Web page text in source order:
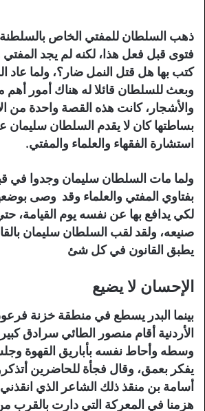
ذهب السلطان للمفتي الخاص
فتوى قبل فعل هذا، لكنه لم يجد
كتب بها هل قتل النمل ضار؟، ولما عاد
وبعث للسلطان قائلا له هناك أمور أهم
والأشجار، كانت هذه القصة واحدة من
بساطتها كان لا يقدم السلطان سليمان
استشارة الفقهاء والعلماء والمفتي.
ولما مات السلطان سليمان وجدوا في
بفتاوي المفتي والعلماء وقد وصى
لكي يدافع بها عن نفسه يوم القيامة،
صنيعه، ولقد لقب السلطان سليمان
يطبق القانون في كل شئ
الإحسان لا يضيع
بينما البدر يسطع في منطقة خزنة فرعون
الأردنية أقام منصور الطائي سرادق
وسطه وأحاط نفسه بأباريق القهوة
يفكر بعمق، وقال فجأة للحاضرين
أسامة بن منقذ ذلك الشاعر الذي
هزمنا في المعركة التي دارت